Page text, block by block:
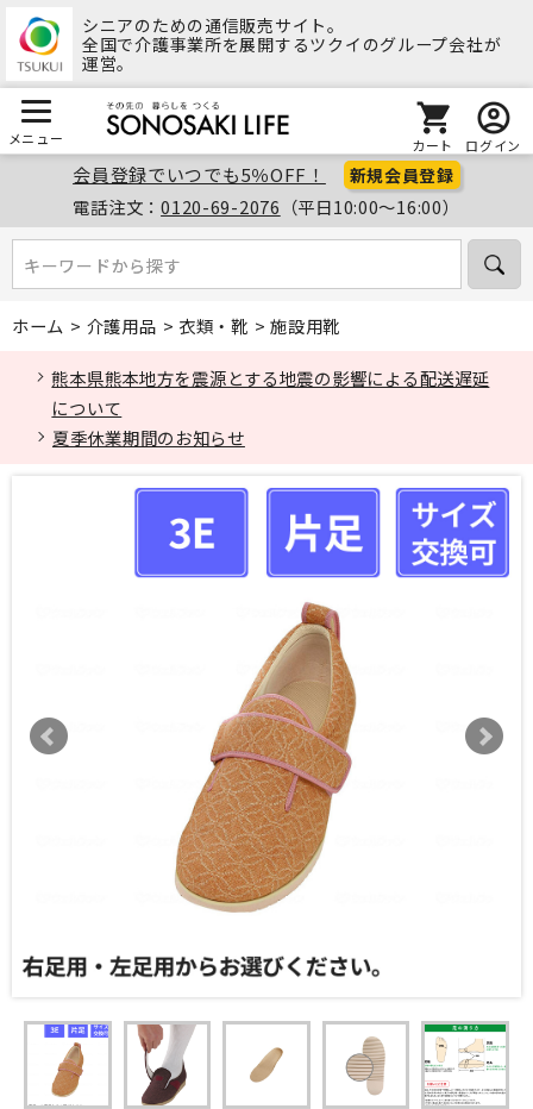
シニアのための通信販売サイト。
全国で介護事業所を展開するツクイのグループ会社が
運営。
メニュー カート ログイン
会員登録でいつでも5％OFF！ 新規会員登録
電話注文：0120-69-2076 （平日10:00～16:00）
キーワードから探す
キーワードから探す
ホーム > 介護用品 > 衣類・靴 >施設用靴
熊本県熊本地方を震源とする地震の影響による配送遅延
について
夏季休業期間のお知らせ